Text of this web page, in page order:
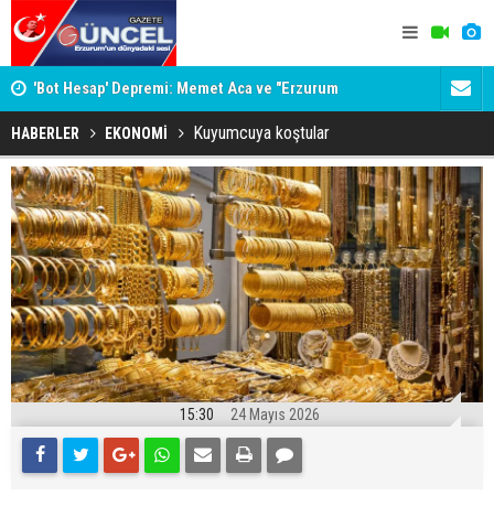
'Bot Hesap' Depremi: Memet Aca ve "Erzurum
Cumhuriyeti" İddiaları Gündemde
Bala
HABERLER EKONOMİ Kuyumcuya koştular
15:30 24 Mayıs 2026